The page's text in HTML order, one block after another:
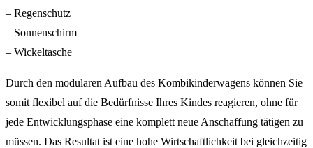
– Regenschutz
– Sonnenschirm
– Wickeltasche
Durch den modularen Aufbau des Kombikinderwagens können Sie
somit flexibel auf die Bedürfnisse Ihres Kindes reagieren, ohne für
jede Entwicklungsphase eine komplett neue Anschaffung tätigen zu
müssen. Das Resultat ist eine hohe Wirtschaftlichkeit bei gleichzeitig